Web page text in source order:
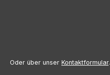
Oder über unser Kontaktformular.